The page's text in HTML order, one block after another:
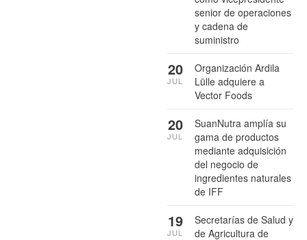
senior de operaciones
y cadena de
suministro
Organización Ardila
Lülle adquiere a
Vector Foods
20
JUL
SuanNutra amplía su
gama de productos
mediante adquisición
del negocio de
ingredientes naturales
de IFF
20
JUL
Secretarías de Salud y
de Agricultura de
19
JUL